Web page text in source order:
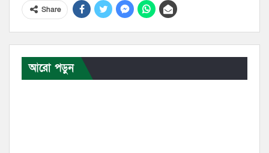
Share
আরো পড়ুন